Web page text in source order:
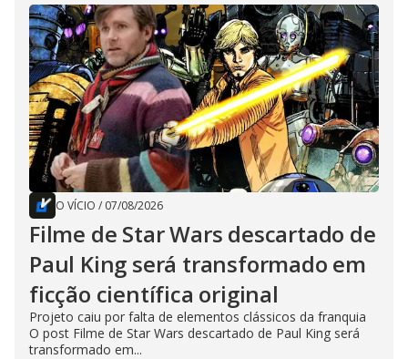
O VÍCIO / 07/08/2026
Filme de Star Wars descartado de
Paul King será transformado em
ficção científica original
Projeto caiu por falta de elementos clássicos da franquia
O post Filme de Star Wars descartado de Paul King será
transformado em...